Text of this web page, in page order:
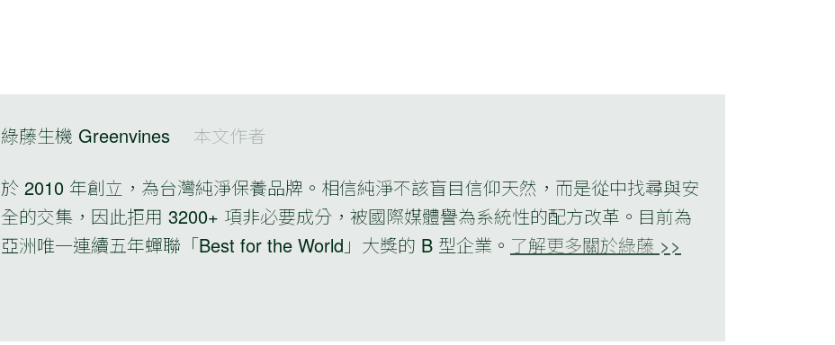
綠藤生機 Greenvines
本文作者
於 2010 年創立，為台灣純淨保養品牌。相信純淨不該盲目信仰天然，而是從中找尋與安
全的交集，因此拒用 3200+ 項非必要成分，被國際媒體譽為系統性的配方改革。目前為
亞洲唯一連續五年蟬聯「Best for the World」大獎的 B 型企業。 了解更多關於綠藤 >>